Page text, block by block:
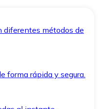
diferentes métodos de
forma rápida y segura.